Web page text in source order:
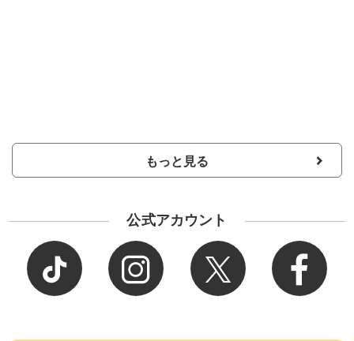
もっと見る
公式アカウント